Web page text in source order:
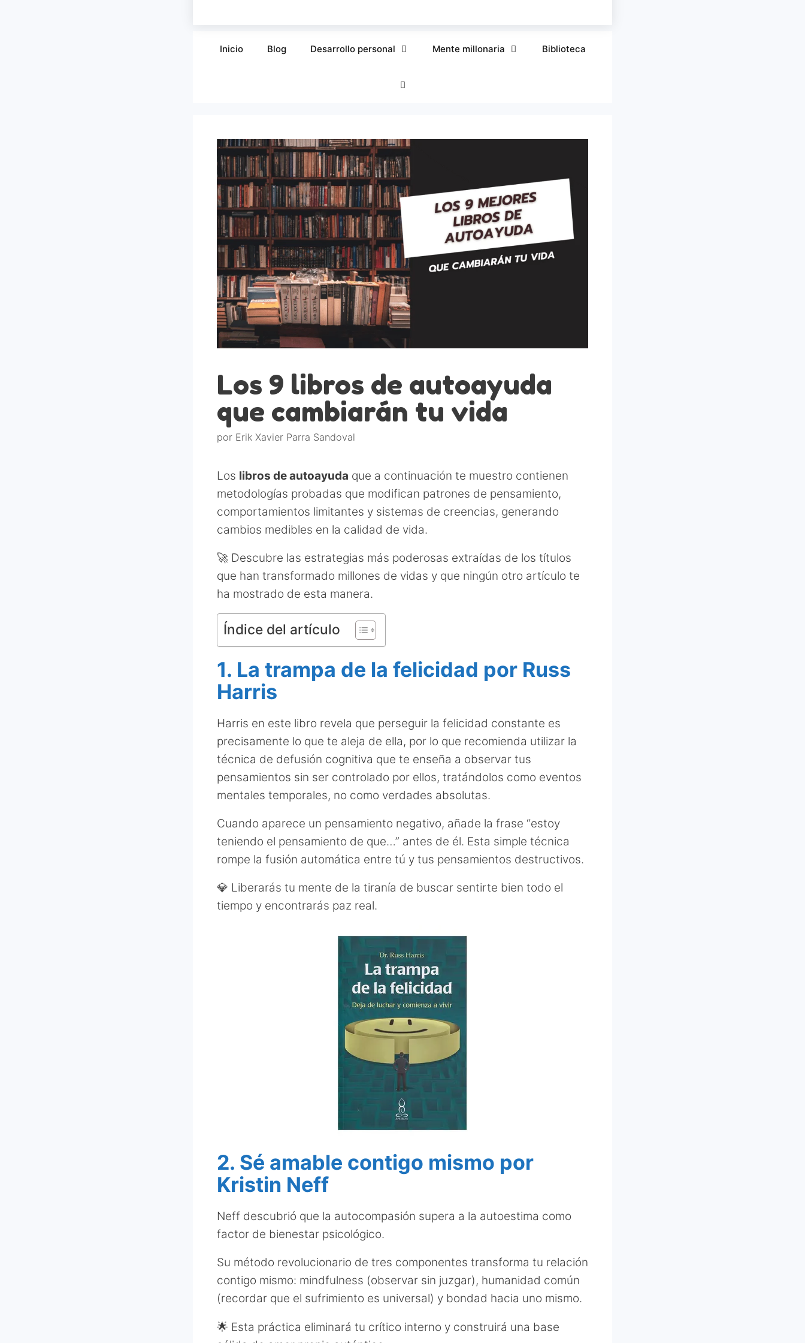
Inicio Blog Desarrollo personal Mente millonaria Biblioteca
Los 9 libros de autoayuda
que cambiarán tu vida
por Erik Xavier Parra Sandoval
Los libros de autoayuda que a continuación te muestro contienen
metodologías probadas que modifican patrones de pensamiento,
comportamientos limitantes y sistemas de creencias, generando
cambios medibles en la calidad de vida.
🚀 Descubre las estrategias más poderosas extraídas de los títulos
que han transformado millones de vidas y que ningún otro artículo te
ha mostrado de esta manera.
Índice del artículo
1. La trampa de la felicidad por Russ
Harris
Harris en este libro revela que perseguir la felicidad constante es
precisamente lo que te aleja de ella, por lo que recomienda utilizar la
técnica de defusión cognitiva que te enseña a observar tus
pensamientos sin ser controlado por ellos, tratándolos como eventos
mentales temporales, no como verdades absolutas.
Cuando aparece un pensamiento negativo, añade la frase “estoy
teniendo el pensamiento de que…” antes de él. Esta simple técnica
rompe la fusión automática entre tú y tus pensamientos destructivos.
💎 Liberarás tu mente de la tiranía de buscar sentirte bien todo el
tiempo y encontrarás paz real.
2. Sé amable contigo mismo por
Kristin Neff
Neff descubrió que la autocompasión supera a la autoestima como
factor de bienestar psicológico.
Su método revolucionario de tres componentes transforma tu relación
contigo mismo: mindfulness (observar sin juzgar), humanidad común
(recordar que el sufrimiento es universal) y bondad hacia uno mismo.
🌟 Esta práctica eliminará tu crítico interno y construirá una base